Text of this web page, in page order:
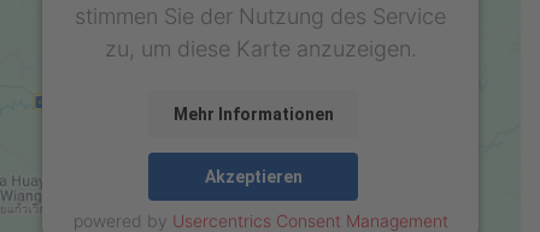
stimmen Sie der Nutzung des Service
zu, um diese Karte anzuzeigen.
Mehr Informationen
Akzeptieren
powered by Usercentrics Consent Management